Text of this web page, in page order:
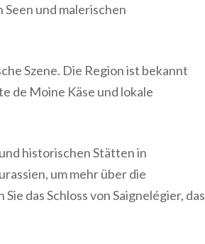
und malerischen
Szene. Die Region ist bekannt
de Moine Käse und lokale
historischen Stätten in
um mehr über die
das Schloss von Saignelégier, das